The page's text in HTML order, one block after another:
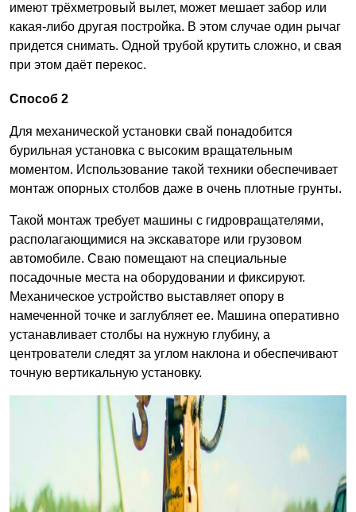
имеют трёхметровый вылет, может мешает забор или
какая-либо другая постройка. В этом случае один рычаг
придется снимать. Одной трубой крутить сложно, и свая
при этом даёт перекос.
Способ 2
Для механической установки свай понадобится
бурильная установка с высоким вращательным
моментом. Использование такой техники обеспечивает
монтаж опорных столбов даже в очень плотные грунты.
Такой монтаж требует машины с гидровращателями,
располагающимися на экскаваторе или грузовом
автомобиле. Сваю помещают на специальные
посадочные места на оборудовании и фиксируют.
Механическое устройство выставляет опору в
намеченной точке и заглубляет ее. Машина оперативно
устанавливает столбы на нужную глубину, а
центрователи следят за углом наклона и обеспечивают
точную вертикальную установку.